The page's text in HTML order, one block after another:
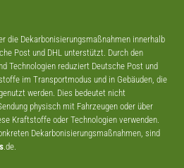
die Dekarbonisierungsmaßnahmen innerhalb
Post und DHL unterstützt. Durch den
Technologien reduziert Deutsche Post und
im Transportmodus und in Gebäuden, die
werden. Dies bedeutet nicht
physisch mit Fahrzeugen oder über
Kraftstoffe oder Technologien verwenden.
Dekarbonisierungsmaßnahmen, sind
.de.